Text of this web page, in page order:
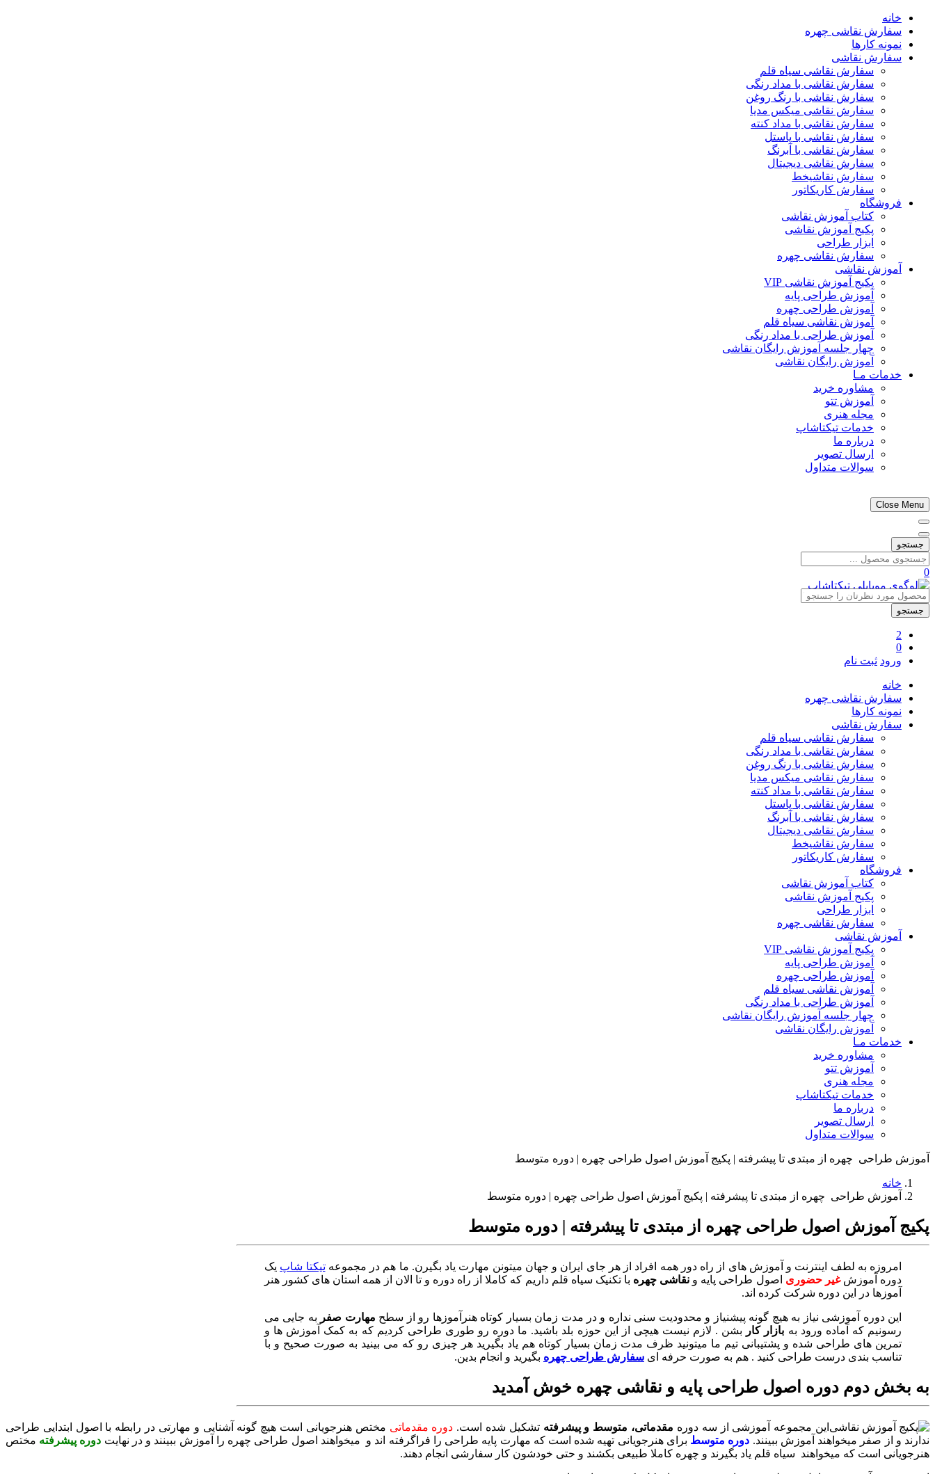
خانه
سفارش نقاشی چهره
نمونه کارها
سفارش نقاشی
سفارش نقاشی سیاه قلم
سفارش نقاشی با مداد رنگی
سفارش نقاشی با رنگ روغن
سفارش نقاشی میکس مدیا
سفارش نقاشی با مداد کنته
سفارش نقاشی با پاستل
سفارش نقاشی با آبرنگ
سفارش نقاشی دیجیتال
سفارش نقاشیخط
سفارش کاریکاتور
فروشگاه
کتاب آموزش نقاشی
پکیج آموزش نقاشی
ابزار طراحی
سفارش نقاشی چهره
آموزش نقاشی
پکیج آموزش نقاشی VIP
آموزش طراحی پایه
آموزش طراحی چهره
آموزش نقاشی سیاه قلم
آموزش طراحی با مداد رنگی
چهار جلسه آموزش رایگان نقاشی
آموزش رایگان نقاشی
خدمات مـا
مشاوره خرید
آموزش تتو
مجله هنری
خدمات تیکتاشاپ
درباره ما
ارسال تصویر
سوالات متداول
Close Menu
جستجو
0
جستجو
2
0
ورود ثبت نام
خانه
سفارش نقاشی چهره
نمونه کارها
سفارش نقاشی
سفارش نقاشی سیاه قلم
سفارش نقاشی با مداد رنگی
سفارش نقاشی با رنگ روغن
سفارش نقاشی میکس مدیا
سفارش نقاشی با مداد کنته
سفارش نقاشی با پاستل
سفارش نقاشی با آبرنگ
سفارش نقاشی دیجیتال
سفارش نقاشیخط
سفارش کاریکاتور
فروشگاه
کتاب آموزش نقاشی
پکیج آموزش نقاشی
ابزار طراحی
سفارش نقاشی چهره
آموزش نقاشی
پکیج آموزش نقاشی VIP
آموزش طراحی پایه
آموزش طراحی چهره
آموزش نقاشی سیاه قلم
آموزش طراحی با مداد رنگی
چهار جلسه آموزش رایگان نقاشی
آموزش رایگان نقاشی
خدمات مـا
مشاوره خرید
آموزش تتو
مجله هنری
خدمات تیکتاشاپ
درباره ما
ارسال تصویر
سوالات متداول
آموزش طراحی چهره از مبتدی تا پیشرفته | پکیج آموزش اصول طراحی چهره | دوره متوسط
خانه
آموزش طراحی چهره از مبتدی تا پیشرفته | پکیج آموزش اصول طراحی چهره | دوره متوسط
پکیج آموزش اصول طراحی چهره از مبتدی تا پیشرفته | دوره متوسط
امروزه به لطف اینترنت و آموزش های از راه دور همه افراد از هر جای ایران و جهان میتونن مهارت یاد بگیرن. ما هم در مجموعهتیکتا شاپ یک
دوره آموزشغیر حضوری اصول طراحی پایه و نقاشی چهره با تکنیک سیاه قلم داریم که کاملا از راه دوره و تا الان از همه استان های کشور هنر
آموزها در این دوره شرکت کرده اند.
این دوره آموزشی نیاز به هیچ گونه پیشنیاز و محدودیت سنی نداره و در مدت زمان بسیار کوتاه هنرآموزها رو از سطح مهارت صفر به جایی می
رسونیم که آماده ورود به بازار کار
بشن . لازم نیست هیچی از این حوزه بلد باشید. ما دوره رو طوری طراحی کردیم که به کمک آموزش ها و
تمرین های طراحی شده و پشتیبانی تیم ما میتونید ظرف مدت زمان بسیار کوتاه هم یاد بگیرید هر چیزی رو که می بینید به صورت صحیح و با
تناسب بندی درست طراحی کنید . هم به صورت حرفه ای سفارش طراحی چهره بگیرید و انجام بدین.
به بخش دوم دوره اصول طراحی پایه و نقاشی چهره خوش آمدید
این مجموعه آموزشی از سه دوره مقدماتی، متوسط و پیشرفته تشکیل شده است. دوره مقدماتی مختص هنرجویانی است هیچ گونه آشنایی و مهارتی در رابطه با اصول ابتدایی طراحی
ندارند و از صفر میخواهند آموزش ببینند. دوره متوسط برای هنرجویانی تهیه شده است که مهارت پایه طراحی را فراگرفته اند و میخواهند اصول طراحی چهره را آموزش ببینند و در نهایت دوره پیشرفته مختص
هنرجویانی است که میخواهند سیاه قلم یاد بگیرند و چهره کاملا طبیعی بکشند و حتی خودشون کار سفارشی انجام دهند.